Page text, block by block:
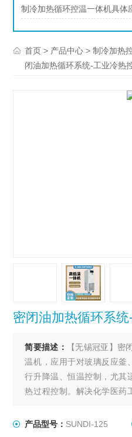
制冷加热循环控温一体机具体
首页 > 产品中心 >制冷加热
闭油加热循环系统-工业冷热
密闭油加热循环系
简要描述：
【无锡冠亚】密
温机，应用于对玻璃反应釜
行升降温、恒温控制，尤其
热过程控制。解决化学医药
热及冷却、恒温系统。
产品型号： SUNDI-125